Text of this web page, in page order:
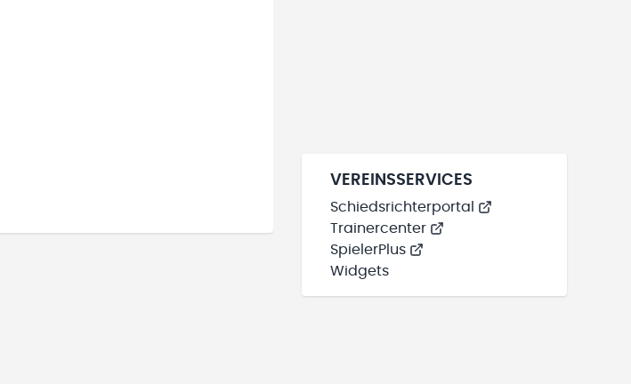
VEREINSSERVICES
Schiedsrichterportal
Trainercenter
SpielerPlus
Widgets